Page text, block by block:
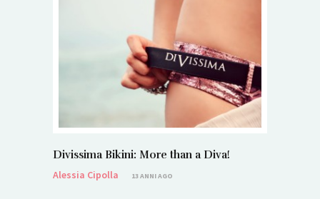
Divissima Bikini: More than a Diva!
Alessia Cipolla
13 ANNI AGO